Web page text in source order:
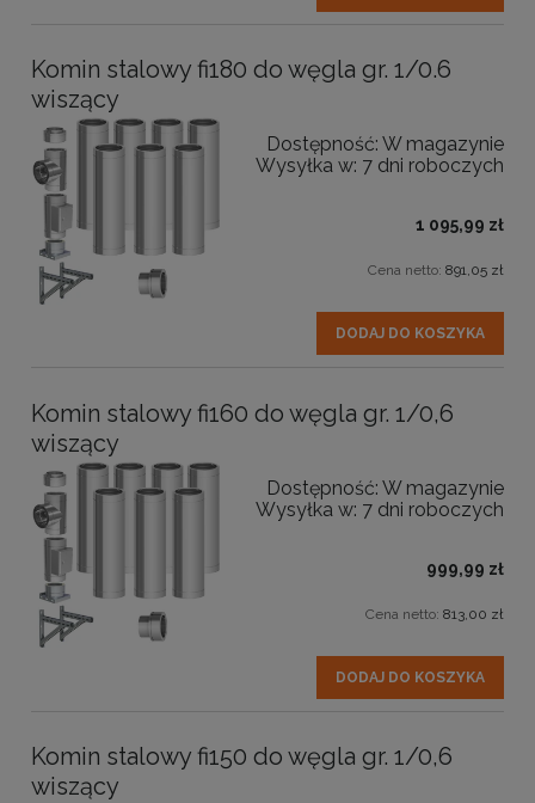
Komin stalowy fi180 do węgla gr. 1/0.6
wiszący
Dostępność: W magazynie
Wysyłka w: 7 dni roboczych
1 095,99 zł
Cena netto: 891,05 zł
DODAJ DO KOSZYKA
Komin stalowy fi160 do węgla gr. 1/0,6
wiszący
Dostępność: W magazynie
Wysyłka w: 7 dni roboczych
999,99 zł
Cena netto: 813,00 zł
DODAJ DO KOSZYKA
Komin stalowy fi150 do węgla gr. 1/0,6
wiszący